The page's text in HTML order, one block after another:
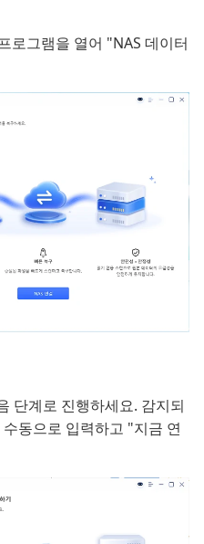
로그램을 열어 "NAS 데이터
단계로 진행하세요. 감지되
동으로 입력하고 "지금 연